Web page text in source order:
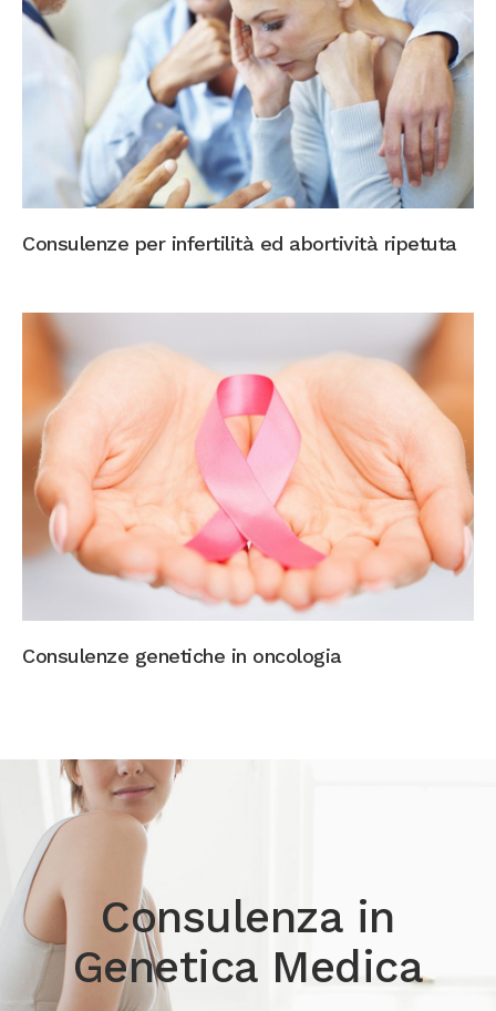
Consulenze per infertilità ed abortività ripetuta
Consulenze genetiche in oncologia
Consulenza in
Genetica Medica